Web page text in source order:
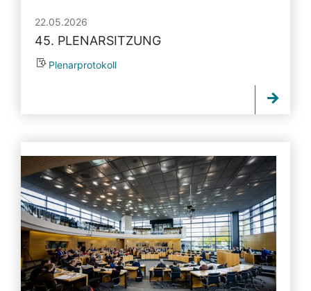
22.05.2026
45. PLENARSITZUNG
Plenarprotokoll